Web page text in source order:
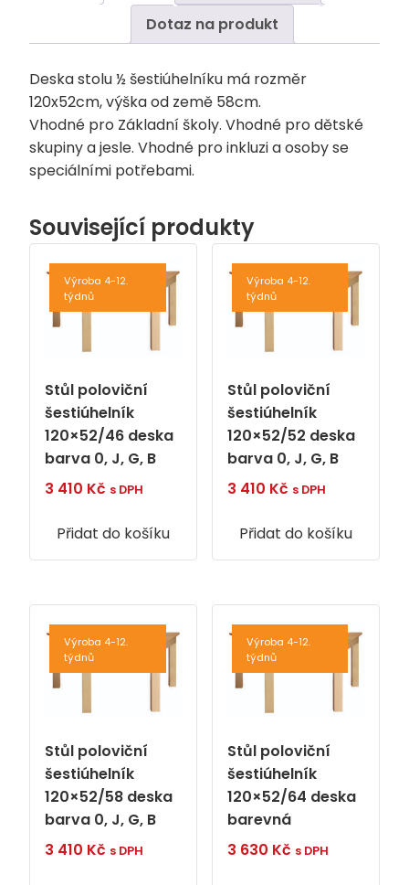
Dotaz na produkt
Deska stolu ½ šestiúhelníku má rozměr
120x52cm, výška od země 58cm.
Vhodné pro Základní školy. Vhodné pro dětské
skupiny a jesle. Vhodné pro inkluzi a osoby se
speciálními potřebami.
Související produkty
Výroba 4-12.
týdnů
Stůl poloviční
šestiúhelník
120×52/46 deska
barva 0, J, G, B
3 410 Kč s DPH
Přidat do košíku
Výroba 4-12.
týdnů
Stůl poloviční
šestiúhelník
120×52/52 deska
barva 0, J, G, B
3 410 Kč s DPH
Přidat do košíku
Výroba 4-12.
týdnů
Stůl poloviční
šestiúhelník
120×52/58 deska
barva 0, J, G, B
3 410 Kč s DPH
Výroba 4-12.
týdnů
Stůl poloviční
šestiúhelník
120×52/64 deska
barevná
3 630 Kč s DPH